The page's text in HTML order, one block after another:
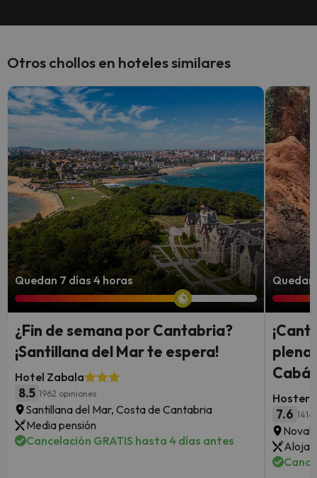
Otros chollos en hoteles similares
Quedan 7 días 4 horas
¿Fin de semana por Cantabria?
¡Santillana del Mar te espera!
Hotel Zabala
8.5 1962 opiniones
Santillana del Mar, Costa de Cantabria
Media pensión
Cancelación GRATIS hasta 4 días antes
plena
7.6